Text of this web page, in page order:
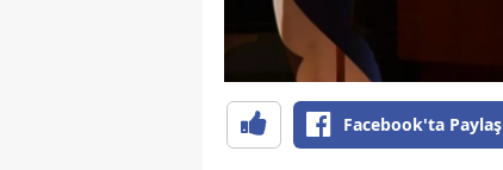
Facebook'ta Paylaş